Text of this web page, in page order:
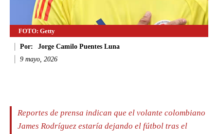
FOTO: Getty
Por:
Jorge Camilo Puentes Luna
9 mayo, 2026
Reportes de prensa indican que el volante colombiano
James Rodríguez estaría dejando el fútbol tras el